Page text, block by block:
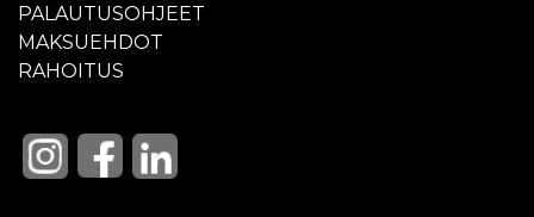
PALAUTUSOHJEET
MAKSUEHDOT
RAHOITUS